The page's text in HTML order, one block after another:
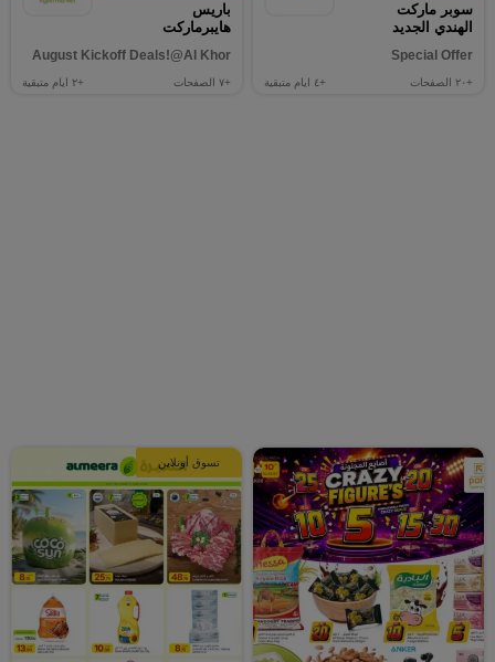
سوبر ماركت
الهندي الجديد
Special Offer
+٢٠ الصفحات +٤ ايام متبقية
باريس
هايبرماركت
August Kickoff Deals!@Al Khor
+٧ الصفحات +٢ ايام متبقية
تسوق أونلاين